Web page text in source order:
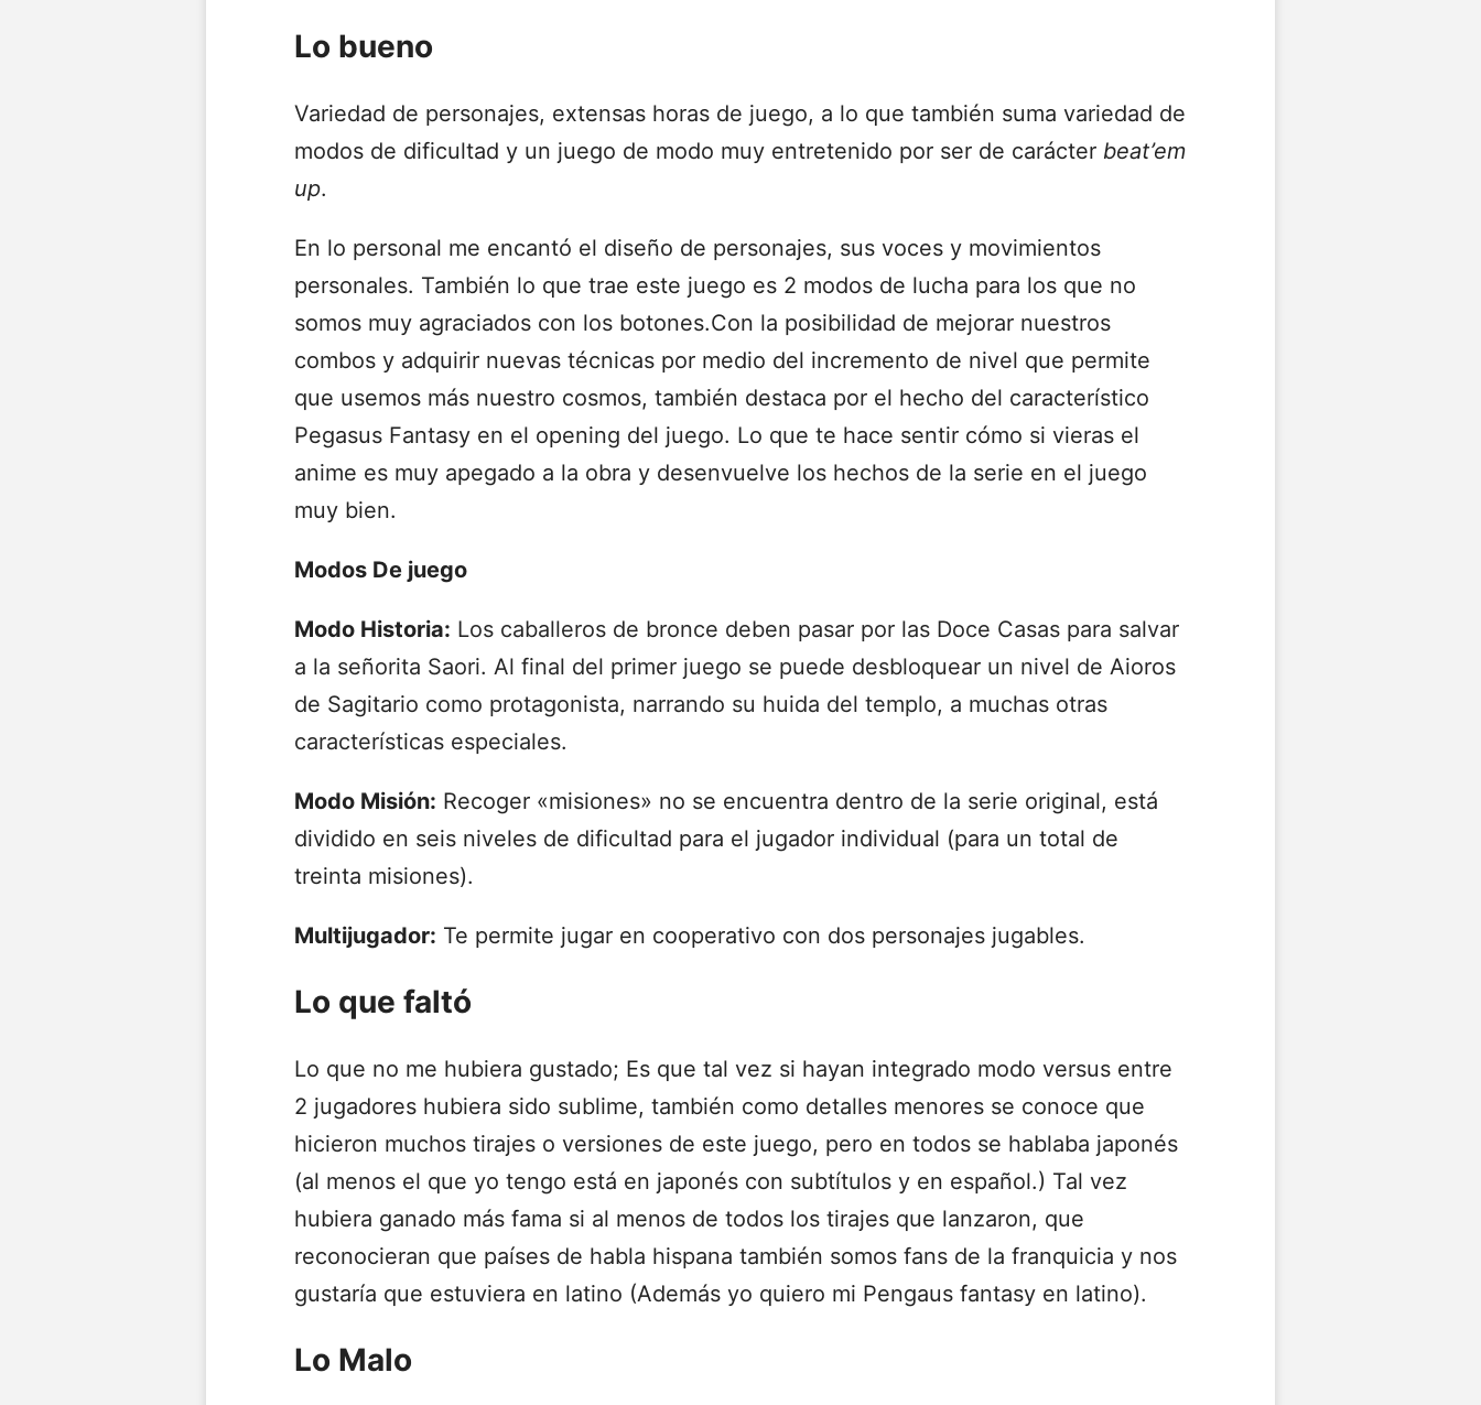
Lo bueno
Variedad de personajes, extensas horas de juego, a lo que también suma variedad de
modos de dificultad y un juego de modo muy entretenido por ser de carácter beat’em
up.
En lo personal me encantó el diseño de personajes, sus voces y movimientos
personales. También lo que trae este juego es 2 modos de lucha para los que no
somos muy agraciados con los botones.Con la posibilidad de mejorar nuestros
combos y adquirir nuevas técnicas por medio del incremento de nivel que permite
que usemos más nuestro cosmos, también destaca por el hecho del característico
Pegasus Fantasy en el opening del juego. Lo que te hace sentir cómo si vieras el
anime es muy apegado a la obra y desenvuelve los hechos de la serie en el juego
muy bien.
Modos De juego
Modo Historia: Los caballeros de bronce deben pasar por las Doce Casas para salvar
a la señorita Saori. Al final del primer juego se puede desbloquear un nivel de Aioros
de Sagitario como protagonista, narrando su huida del templo, a muchas otras
características especiales.
Modo Misión: Recoger «misiones» no se encuentra dentro de la serie original, está
dividido en seis niveles de dificultad para el jugador individual (para un total de
treinta misiones).
Multijugador: Te permite jugar en cooperativo con dos personajes jugables.
Lo que faltó
Lo que no me hubiera gustado; Es que tal vez si hayan integrado modo versus entre
2 jugadores hubiera sido sublime, también como detalles menores se conoce que
hicieron muchos tirajes o versiones de este juego, pero en todos se hablaba japonés
(al menos el que yo tengo está en japonés con subtítulos y en español.) Tal vez
hubiera ganado más fama si al menos de todos los tirajes que lanzaron, que
reconocieran que países de habla hispana también somos fans de la franquicia y nos
gustaría que estuviera en latino (Además yo quiero mi Pengaus fantasy en latino).
Lo Malo